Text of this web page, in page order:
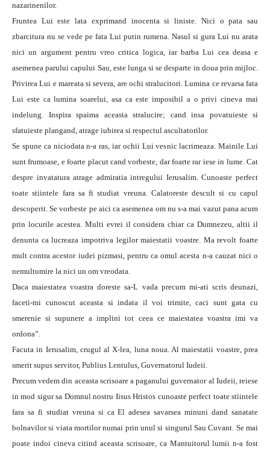
nazarinenilor.
Fruntea Lui este lata exprimand inocenta si liniste. Nici o pata sau
zbarcitura nu se vede pe fata Lui putin rumena. Nasul si gura Lui nu arata
nici un argument pentru vreo critica logica, iar barba Lui cea deasa e
asemenea parului capului Sau, este lunga si se desparte in doua prin mijloc.
Privirea Lui e mareata si severa, are ochi stralucitori. Lumina ce revarsa fata
Lui este ca lumina soarelui, asa ca este imposibil a o privi cineva mai
indelung. Inspira spaima aceasta stralucire; cand insa povatuieste si
sfatuieste plangand, atrage iubirea si respectul ascultatorilor.
Se spune ca niciodata n-a ras, iar ochii Lui vesnic lacrimeaza. Mainile Lui
sunt frumoase, e foarte placut cand vorbeste, dar foarte rar iese in lume. Cat
despre invatatura atrage admiratia intregului Ierusalim. Cunoaste perfect
toate stiintele fara sa fi studiat vreuna. Calatoreste descult si cu capul
descoperit. Se vorbeste pe aici ca asemenea om nu s-a mai vazut pana acum
prin locurile acestea. Multi evrei il considera chiar ca Dumnezeu, altii il
denunta ca lucreaza impotriva legilor maiestatii voastre. Ma revolt foarte
mult contra acestor iudei pizmasi, pentru ca omul acesta n-a cauzat nici o
nemultumire la nici un om vreodata.
Daca maiestatea voastra doreste sa-L vada precum mi-ati scris deunazi,
faceti-mi cunoscut aceasta si indata il voi trimite, caci sunt gata cu
smerenie si supunere a implini tot ceea ce maiestatea voastra imi va
ordona”.
Facuta in Ierusalim, crugul al X-lea, luna noua. Al maiestatii voastre, prea
smerit supus servitor, Publius Lentulus, Guvernatorul Iudeii.
Precum vedem din aceasta scrisoare a paganului guvernator al Iudeii, reiese
in mod sigur sa Domnul nostru Iisus Hristos cunoaste perfect toate stiintele
fara sa fi studiat vreuna si ca El adesea savarsea minuni dand sanatate
bolnavilor si viata mortilor numai prin unul si singurul Sau Cuvant. Se mai
poate indoi cineva citind aceasta scrisoare, ca Mantuitorul lumii n-a fost